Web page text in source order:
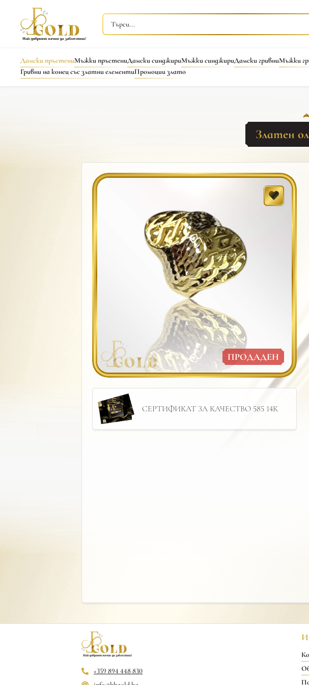
Дамски пръстениМъжки пръстениДамски синджириМъжки синджириДамски гривниМъжки
Гривни на конец със златни елементиПромоции злато
Златен
ПРОДАДЕН
СЕРТИФИКАТ ЗА КАЧЕСТВО 585 14К
+359 894 448 830